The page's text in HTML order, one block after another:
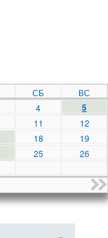
СБ
ВС
4 5
11 12
18 19
25 26